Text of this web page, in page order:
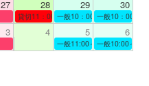
27 28 29 30
貸切11：00～12：00一般10：00～19：00
一般10：00～
3 4 5 6
一般11:00～19:00一般10:00～